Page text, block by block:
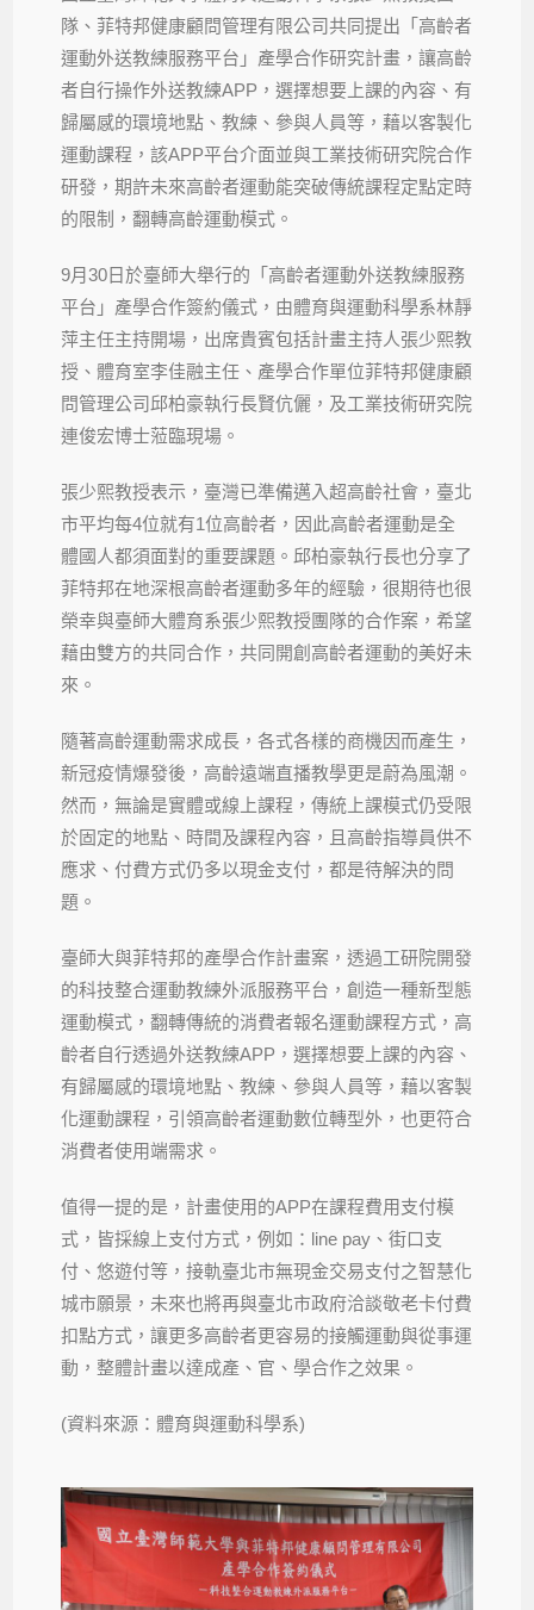
隊、菲特邦健康顧問管理有限公司共同提出「高齡者
運動外送教練服務平台」產學合作研究計畫，讓高齡
者自行操作外送教練APP，選擇想要上課的內容、有
歸屬感的環境地點、教練、參與人員等，藉以客製化
運動課程，該APP平台介面並與工業技術研究院合作
研發，期許未來高齡者運動能突破傳統課程定點定時
的限制，翻轉高齡運動模式。
9月30日於臺師大舉行的「高齡者運動外送教練服務
平台」產學合作簽約儀式，由體育與運動科學系林靜
萍主任主持開場，出席貴賓包括計畫主持人張少熙教
授、體育室李佳融主任、產學合作單位菲特邦健康顧
問管理公司邱柏豪執行長賢伉儷，及工業技術研究院
連俊宏博士蒞臨現場。
張少熙教授表示，臺灣已準備邁入超高齡社會，臺北
市平均每4位就有1位高齡者，因此高齡者運動是全
體國人都須面對的重要課題。邱柏豪執行長也分享了
菲特邦在地深根高齡者運動多年的經驗，很期待也很
榮幸與臺師大體育系張少熙教授團隊的合作案，希望
藉由雙方的共同合作，共同開創高齡者運動的美好未
來。
隨著高齡運動需求成長，各式各樣的商機因而產生，
新冠疫情爆發後，高齡遠端直播教學更是蔚為風潮。
然而，無論是實體或線上課程，傳統上課模式仍受限
於固定的地點、時間及課程內容，且高齡指導員供不
應求、付費方式仍多以現金支付，都是待解決的問
題。
臺師大與菲特邦的產學合作計畫案，透過工研院開發
的科技整合運動教練外派服務平台，創造一種新型態
運動模式，翻轉傳統的消費者報名運動課程方式，高
齡者自行透過外送教練APP，選擇想要上課的內容、
有歸屬感的環境地點、教練、參與人員等，藉以客製
化運動課程，引領高齡者運動數位轉型外，也更符合
消費者使用端需求。
值得一提的是，計畫使用的APP在課程費用支付模
式，皆採線上支付方式，例如：line pay、街口支
付、悠遊付等，接軌臺北市無現金交易支付之智慧化
城市願景，未來也將再與臺北市政府洽談敬老卡付費
扣點方式，讓更多高齡者更容易的接觸運動與從事運
動，整體計畫以達成產、官、學合作之效果。
(資料來源：體育與運動科學系)